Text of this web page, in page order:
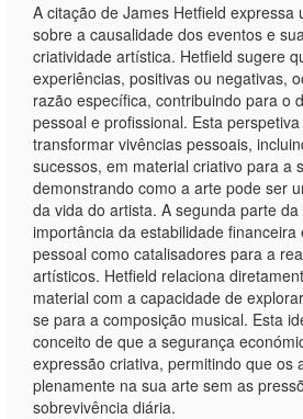
A citação de James Hetfield expressa
sobre a causalidade dos eventos e
criatividade artística. Hetfield sugere
experiências, positivas ou negativas,
razão específica, contribuindo para o
pessoal e profissional. Esta
transformar vivências pessoais,
sucessos, em material criativo para a
demonstrando como a arte pode ser
da vida do artista. A segunda parte
importância da estabilidade financeira
pessoal como catalisadores para a
artísticos. Hetfield relaciona
material com a capacidade de
se para a composição musical. Esta
conceito de que a segurança
expressão criativa, permitindo que os
plenamente na sua arte sem as
sobrevivência diária.